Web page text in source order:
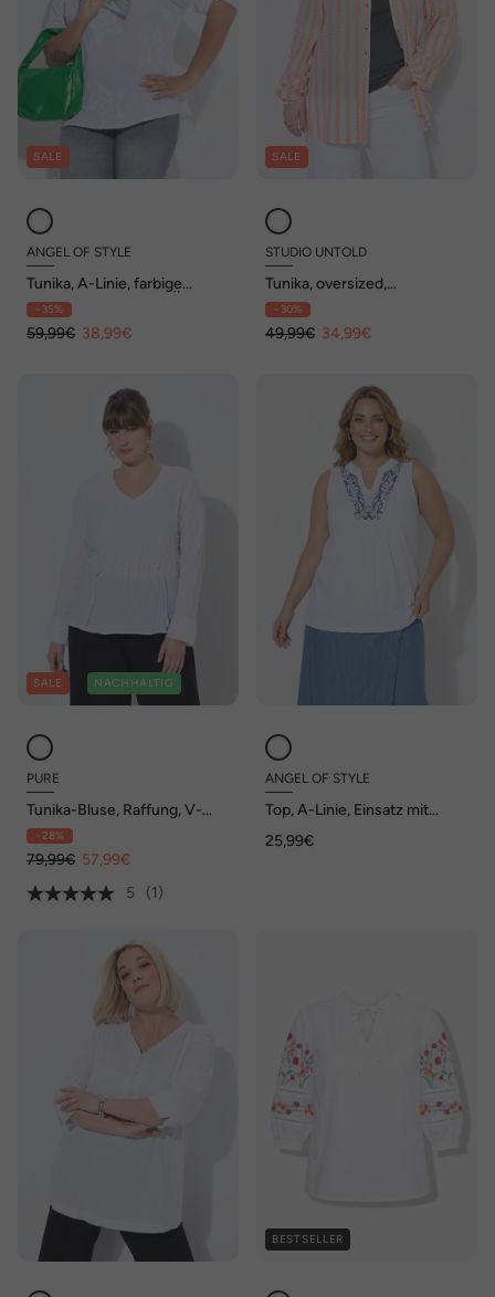
SALE
ANGEL OF STYLE
Tunika, A-Linie, farbige
Frottee-Sterne, 3/4-Ärmel
- 35%
59,99€ 38,99€
SALE
STUDIO UNTOLD
Tunika, oversized,
Strukturstreifen
- 30%
49,99€ 34,99€
SALE NACHHALTIG
PURE
Tunika-Bluse, Raffung, V-
Ausschnitt, Langarm,
Biobaumwolle
- 28%
79,99€ 57,99€
5
(1)
ANGEL OF STYLE
Top, A-Linie, Einsatz mit
Angel of Style x MIAMODA
25,99€
BESTSELLER